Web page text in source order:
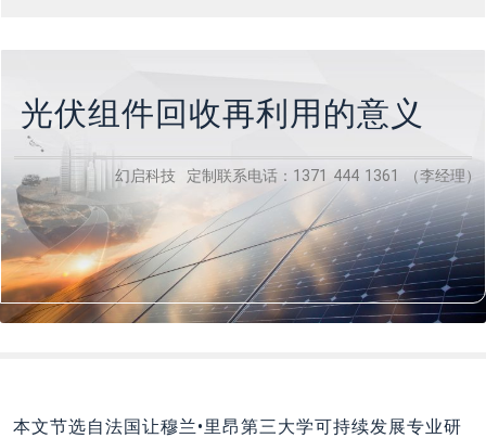
光伏组件回收再利用的意义
幻启科技 定制联系电话：1371 444 1361 （李经理）
本文节选自法国让穆兰•里昂第三大学可持续发展专业研